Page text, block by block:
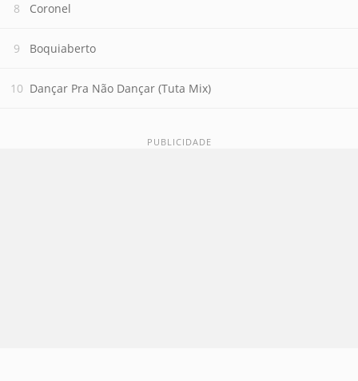
Coronel
Boquiaberto
Dançar Pra Não Dançar (Tuta Mix)